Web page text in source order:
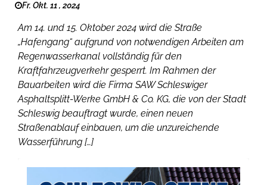
Fr. Okt. 11 , 2024
Am 14. und 15. Oktober 2024 wird die Straße
„Hafengang“ aufgrund von notwendigen Arbeiten am
Regenwasserkanal vollständig für den
Kraftfahrzeugverkehr gesperrt. Im Rahmen der
Bauarbeiten wird die Firma SAW Schleswiger
Asphaltsplitt-Werke GmbH & Co. KG, die von der Stadt
Schleswig beauftragt wurde, einen neuen
Straßenablauf einbauen, um die unzureichende
Wasserführung […]